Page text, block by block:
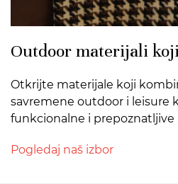
Outdoor materijali
Otkrijte materijale koji
savremene outdoor i leisure
funkcionalne i prepoznatljive
Pogledaj naš izbor